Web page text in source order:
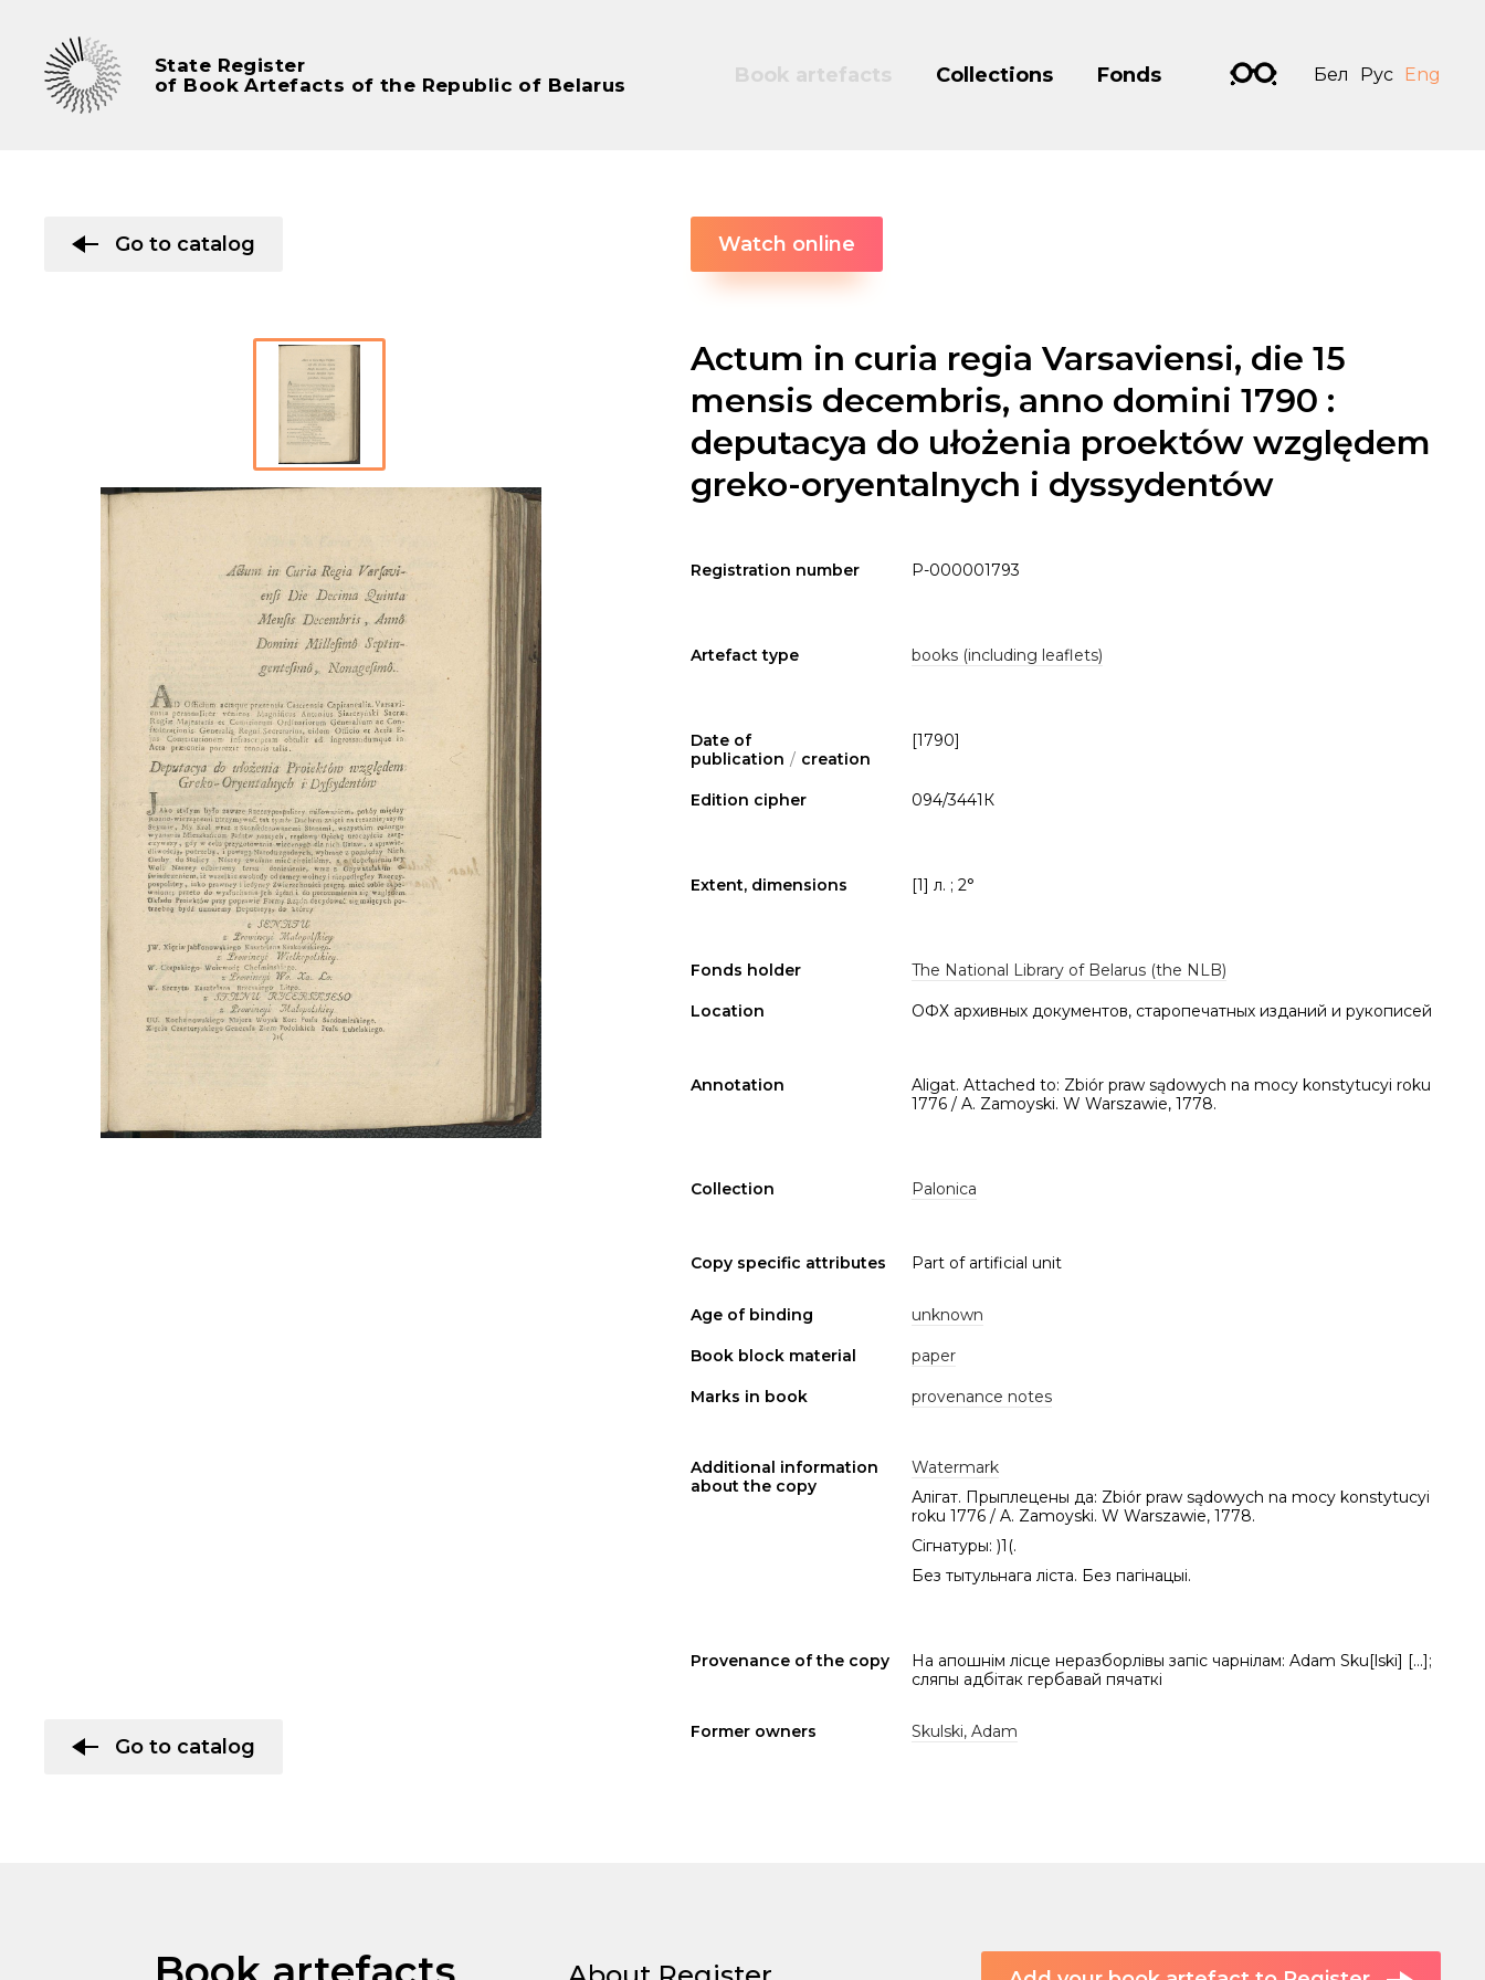
State Register
of Book Artefacts of the Republic of Belarus
Book artefacts Collections Fonds Бел Рус Eng
Go to catalog
Go to catalog
Watch online
Actum in curia regia Varsaviensi, die 15
mensis decembris, anno domini 1790 :
deputacya do ułożenia proektów względem
greko-oryentalnych i dyssydentów
Registration number P-000001793
Artefact type books (including leaflets)
Date of
publication / creation
[1790]
Edition cipher 094/3441К
Extent, dimensions [1] л. ; 2°
Fonds holder The National Library of Belarus (the NLB)
Location ОФХ архивных документов, старопечатных изданий и рукописей
Annotation
Aligat. Attached to: Zbiór praw sądowych na mocy konstytucyi roku
1776 / A. Zamoyski. W Warszawie, 1778.
Collection Palonica
Copy specific attributes Part of artificial unit
Age of binding unknown
Book block material paper
Marks in book provenance notes
Additional information
about the copy
Watermark
Алігат. Прыплецены да: Zbiór praw sądowych na mocy konstytucyi
roku 1776 / A. Zamoyski. W Warszawie, 1778.
Сігнатуры: )1(.
Без тытульнага ліста. Без пагінацыі.
Provenance of the copy
На апошнім лісце неразборлівы запіс чарнілам: Adam Sku[lski] […];
сляпы адбітак гербавай пячаткі
Former owners Skulski, Adam